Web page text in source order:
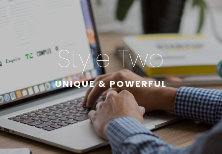
Style Two
UNIQUE & POWERFUL